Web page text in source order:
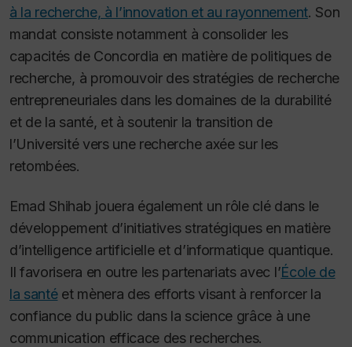
à la recherche, à l’innovation et au rayonnement. Son
mandat consiste notamment à consolider les
capacités de Concordia en matière de politiques de
recherche, à promouvoir des stratégies de recherche
entrepreneuriales dans les domaines de la durabilité
et de la santé, et à soutenir la transition de
l’Université vers une recherche axée sur les
retombées.
Emad Shihab jouera également un rôle clé dans le
développement d’initiatives stratégiques en matière
d’intelligence artificielle et d’informatique quantique.
Il favorisera en outre les partenariats avec l’École de
la santéet mènera des efforts visant à renforcer la
confiance du public dans la science grâce à une
communication efficace des recherches.